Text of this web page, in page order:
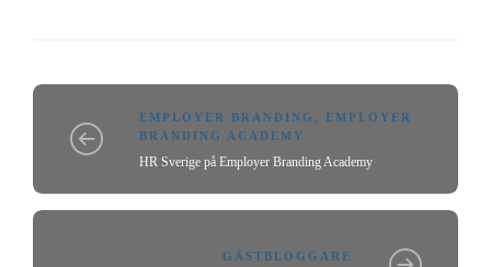
EMPLOYER BRANDING , EMPLOYER
BRANDING ACADEMY
HR Sverige på Employer Branding Academy
GÄSTBLOGGARE